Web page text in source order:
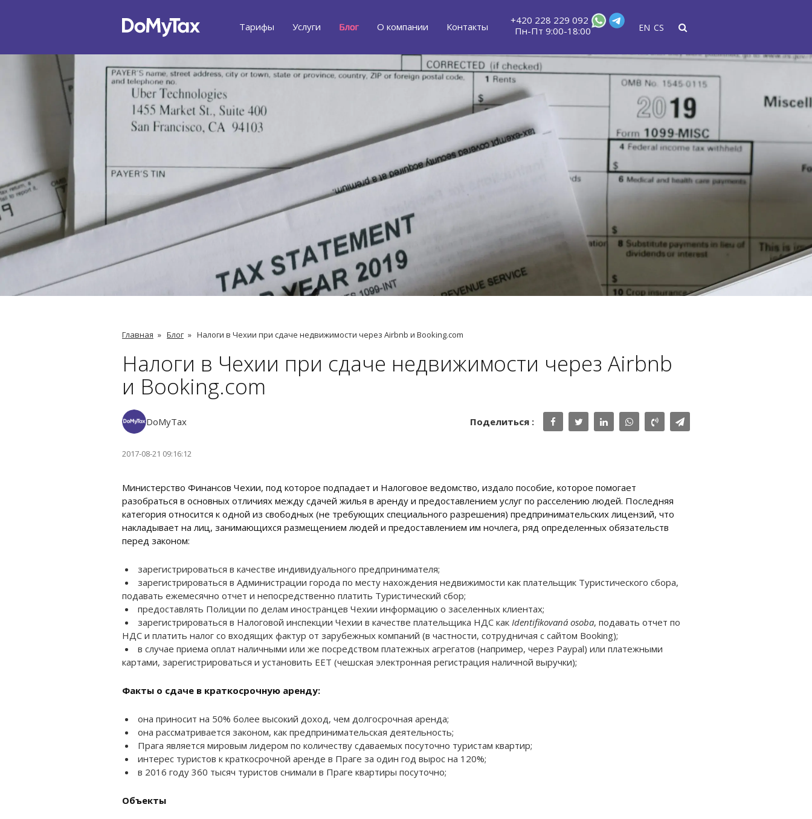
Тарифы Услуги Блог О компании Контакты
+420 228 229 092
Пн-Пт 9:00-18:00
EN CS
Главная » Блог » Налоги в Чехии при сдаче недвижимости через Airbnb и Booking.com
Налоги в Чехии при сдаче недвижимости через Airbnb
и Booking.com
DoMyTax Поделиться :
2017-08-21 09:16:12
Министерство Финансов Чехии, под которое подпадает и Налоговое ведомство, издало пособие, которое помогает
разобраться в основных отличиях между сдачей жилья в аренду и предоставлением услуг по расселению людей. Последняя
категория относится к одной из свободных (не требующих специального разрешения) предпринимательских лицензий, что
накладывает на лиц, занимающихся размещением людей и предоставлением им ночлега, ряд определенных обязательств
перед законом:
зарегистрироваться в качестве индивидуального предпринимателя;
зарегистрироваться в Администрации города по месту нахождения недвижимости как плательщик Туристического сбора,
подавать ежемесячно отчет и непосредственно платить Туристический сбор;
предоставлять Полиции по делам иностранцев Чехии информацию о заселенных клиентах;
зарегистрироваться в Налоговой инспекции Чехии в качестве плательщика НДС как Identifikovaná osoba, подавать отчет по
НДС и платить налог со входящих фактур от зарубежных компаний (в частности, сотрудничая с сайтом Booking);
в случае приема оплат наличными или же посредством платежных агрегатов (например, через Paypal) или платежными
картами, зарегистрироваться и установить EET (чешская электронная регистрация наличной выручки);
Факты о сдаче в краткосрочную аренду:
она приносит на 50% более высокий доход, чем долгосрочная аренда;
она рассматривается законом, как предпринимательская деятельность;
Прага является мировым лидером по количеству сдаваемых посуточно туристам квартир;
интерес туристов к краткосрочной аренде в Праге за один год вырос на 120%;
в 2016 году 360 тысяч туристов снимали в Праге квартиры посуточно;
Объекты